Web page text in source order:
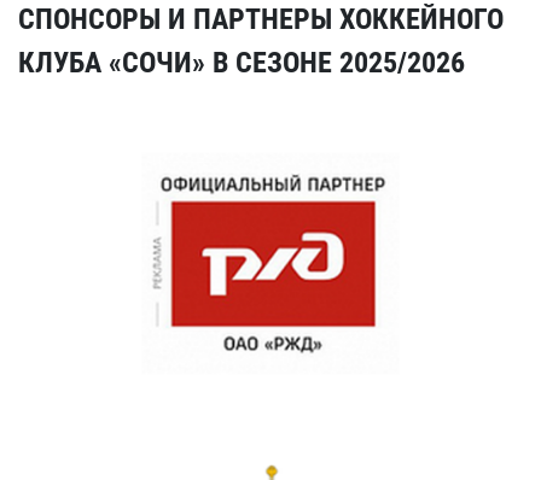
СПОНСОРЫ И ПАРТНЕРЫ ХОККЕЙНОГО
КЛУБА «СОЧИ» В СЕЗОНЕ 2025/2026